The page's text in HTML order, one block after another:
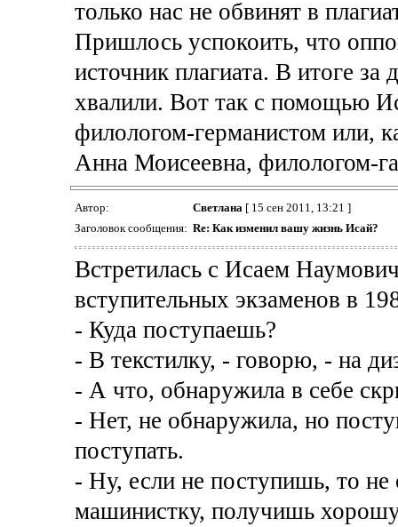
только нас не обвинят в
Пришлось успокоить, что
источник плагиата. В итоге
хвалили. Вот так с помощью
филологом-германистом или,
Анна Моисеевна, филологом-
Автор: Светлана [ 15 сен 2011, 13:21 ]
Заголовок сообщения: Re: Как изменил вашу жизнь Исай?
Встретилась с Исаем
вступительных экзаменов в
- Куда поступаешь?
- В текстилку, - говорю, - на
- А что, обнаружила в себе
- Нет, не обнаружила, но
поступать.
- Ну, если не поступишь, то
машинистку, получишь